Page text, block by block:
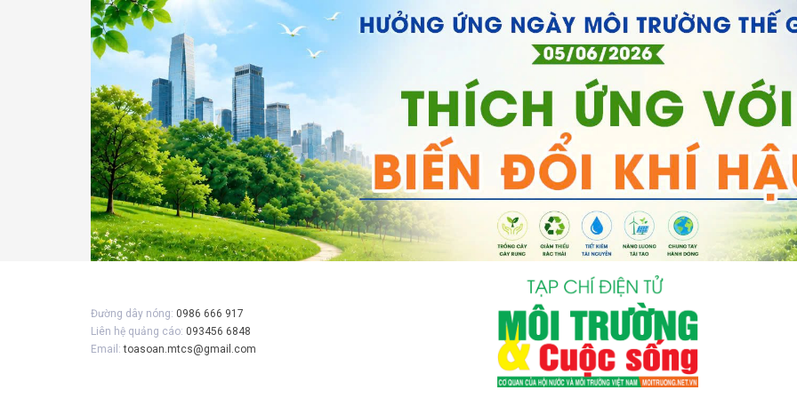
Đường dây nóng: 0986 666 917
Liên hệ quảng cáo: 093456 6848
Email:toasoan.mtcs@gmail.com
Gửi bình luận